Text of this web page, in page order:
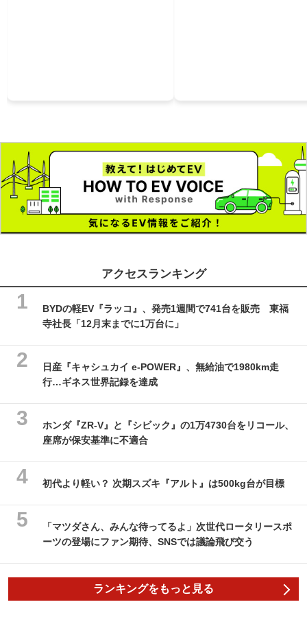
アクセスランキング
BYDの軽EV『ラッコ』、発売1週間で741台を販売 東福
寺社長「12月末までに1万台に」
日産『キャシュカイ e-POWER』、無給油で1980km走
行…ギネス世界記録を達成
ホンダ『ZR-V』と『シビック』の1万4730台をリコール、
座席が保安基準に不適合
初代より軽い？ 次期スズキ『アルト』は500kg台が目標
「マツダさん、みんな待ってるよ」次世代ロータリースポ
ーツの登場にファン期待、SNSでは議論飛び交う
ランキングをもっと見る